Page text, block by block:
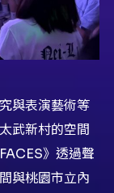
與表演藝術等
武新村的空間
》透過聲
與桃園市立內